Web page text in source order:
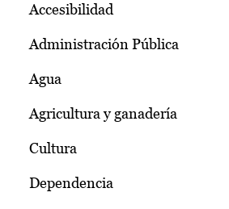
Accesibilidad
Administración Pública
Agua
Agricultura y ganadería
Cultura
Dependencia